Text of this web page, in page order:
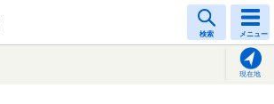
検索 メニュー
現在地